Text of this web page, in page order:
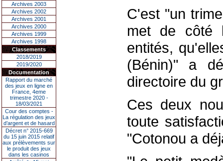
Archives 2003
Archives 2002
Archives 2001
Archives 2000
Archives 1999
Archives 1998
Classements
2018/2019
2019/2020
Documentation
Rapport du marché
des jeux en ligne en
France, 4eme
trimestre 2020 -
18/03/2021
Cour des comptes -
La régulation des jeux
d’argent et de hasard
Décret n° 2015-669
du 15 juin 2015 relatif
aux prélèvements sur
le produit des jeux
dans les casinos
C'est "un
met de côté
entités,
(Bénin)" a
directoire du
Ces deux
toute
"Cotonou a